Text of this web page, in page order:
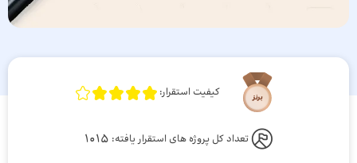
کیفیت استقرار:
تعداد کل پروژه های استقرار یافته: 1015